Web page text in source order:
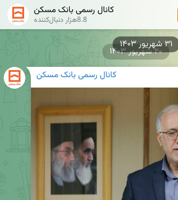
کانال رسمی بانک مسکن
8.8هزار دنبال‌کننده
کانال رسمی بانک مسکن
۲۰ شهریور ۱۴۰۳